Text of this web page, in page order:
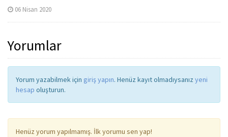
06 Nisan 2020
Yorumlar
Yorum yazabilmek için giriş yapın. Henüz kayıt olmadıysanız yeni
hesap oluşturun.
Henüz yorum yapılmamış. İlk yorumu sen yap!